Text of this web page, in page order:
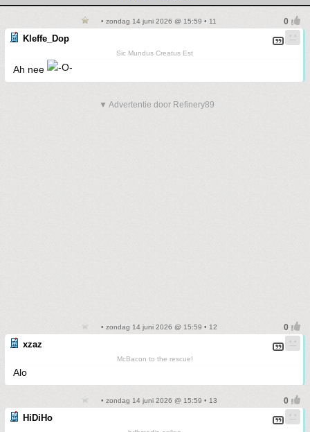
• zondag 14 juni 2026 @ 15:59 • 11
Kleffe_Dop
Sic Mundus Creatus Est
Ah nee
▼ Advertentie door Refinery89
• zondag 14 juni 2026 @ 15:59 • 12
xzaz
McBacon to the rescue!
Alo
• zondag 14 juni 2026 @ 15:59 • 13
HiDiHo